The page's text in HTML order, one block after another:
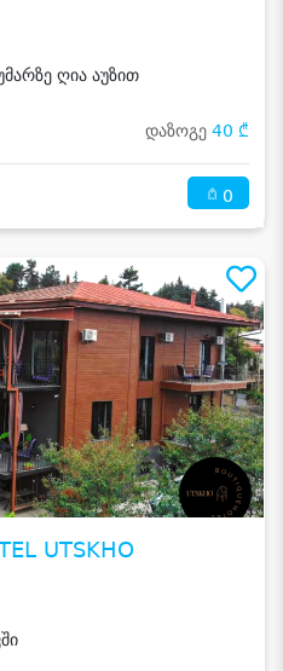
ღია აუზით
დაზოგე 40 ₾
0
UTSKHO